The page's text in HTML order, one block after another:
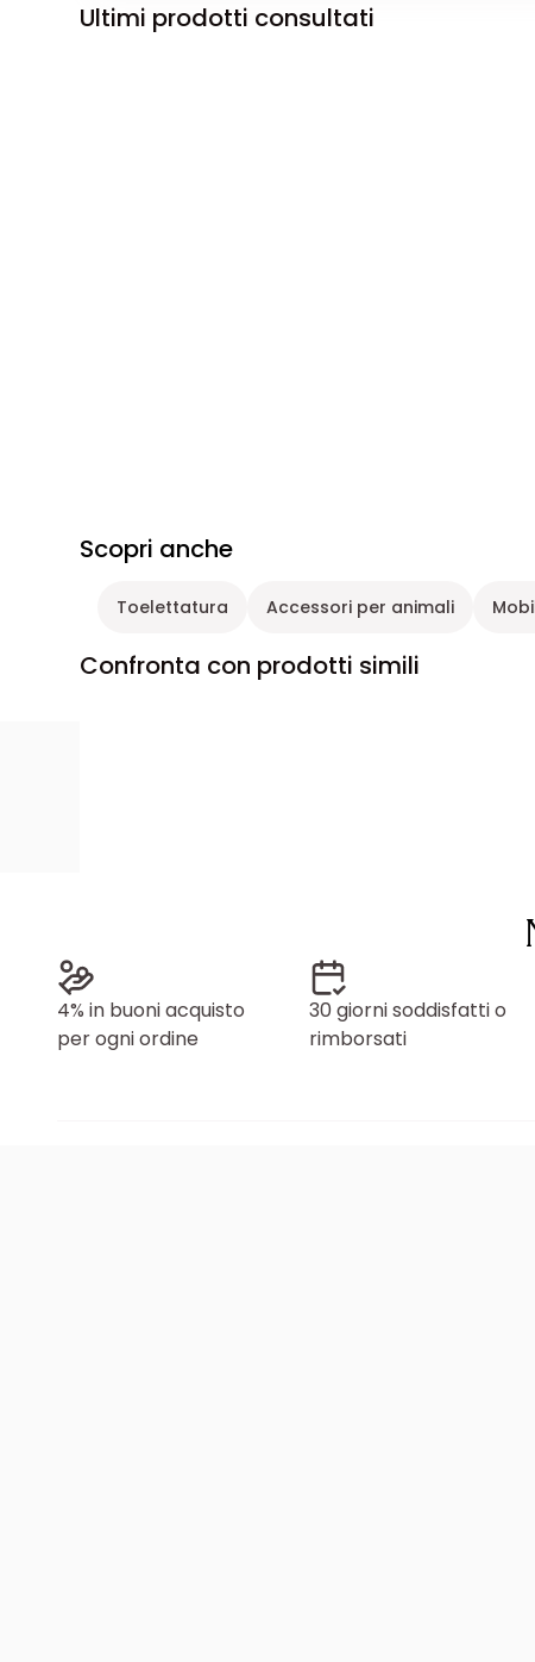
Ultimi prodotti consultati
Scopri anche
Toelettatura Accessori per animali
Confronta con prodotti simili
4% in buoni acquisto
per ogni ordine
30 giorni soddisfatti o
rimborsati